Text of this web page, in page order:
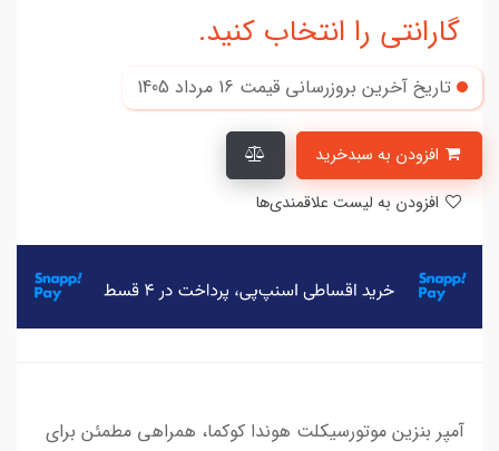
گارانتی را انتخاب کنید.
تاریخ آخرین بروزرسانی قیمت 16 مرداد 1405
آمپر بنزین موتورسیکلت هوندا کوکما، همراهی مطمئن برای